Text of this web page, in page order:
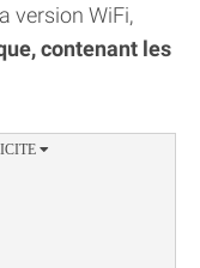
version WiFi,
contenant les